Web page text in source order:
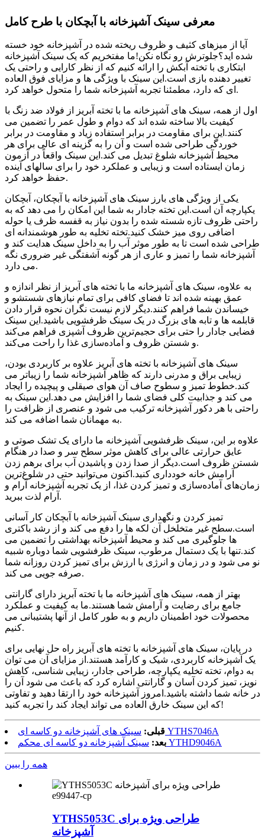
معرفی سینک آشپزخانه با آبچکان با طرح کامل
آیا از میزهای کثیف و ظروف ریخته شده در آشپزخانه خود خسته
شده اید؟جلوترش رو نگاه نکن!ما مفتخریم که یک سینک آشپزخانه
ابتکاری با تخته آبکش را ارائه کنیم که از نظر کارایی و راحتی یک
تغییر دهنده بازی است.این سینک با ویژگی ها و مزایای فوق العاده
ای که دارد، مطمئنا تجربه آشپزخانه شما را متحول خواهد کرد.
اول از همه، سینک های آشپزخانه ما با تخته آبریز از فولاد ضد زنگ با
کیفیت بالا ساخته شده اند که دوام و طول عمر را تضمین می
کنند.این برای مقاومت در برابر استفاده زیاد و مقاومت در برابر
خوردگی طراحی شده است و آن را به گزینه ای عالی برای هر
محیط آشپزخانه شلوغ تبدیل می کند.این سینک واقعاً در آزمون
زمان ایستاده است و زیبایی و عملکرد خود را برای سالهای آینده
حفظ خواهد کرد.
یکی از ویژگی های بارز سینک های آشپزخانه با آبچکان، آبچکان
یکپارچه آن است.این تخته جادار به شما این امکان را می دهد که به
راحتی ظروف تازه شسته شده را بدون نیاز به قفسه ظرف یا حوله
اضافی روی میز خشک کنید.تخته تخلیه به طور هوشمندانه ای
طراحی شده است تا به طور موثر آب را به داخل سینک هدایت کند و
آشپزخانه شما را تمیز و عاری از هر گونه آشفتگی غیر ضروری نگه
می دارد.
به علاوه، سینک های آشپزخانه ما با تخته های آبریز از نظر اندازه و
عمق بهینه شده اند تا فضای کافی برای تمام نیازهای شستشو و
خیساندن شما فراهم کنند.دیگر لازم نیست نگران نحوه قرار دادن
قابلمه ها و تابه های بزرگ در یک سینک ظرفشویی باشید.این سینک
فضایی جادار را حتی برای حجیم‌ترین ظروف آشپزی فراهم می‌کند
و شستن ظروف و آماده‌سازی غذا را راحت می‌کند.
سینک های آشپزخانه با تخته های آبریز علاوه بر کاربردی بودن،
زیبایی براق و مدرنی دارند که ظاهر آشپزخانه شما را زیباتر می
کند.خطوط تمیز و سطوح صاف آن هوای صیقلی و پیچیده را ایجاد
می کند و جذابیت کلی فضای شما را افزایش می دهد.این سینک به
راحتی با هر دکور آشپزخانه ترکیب می شود و عنصری از ظرافت را
به مهمانان شما اضافه می کند.
علاوه بر این، سینک ظرفشویی آشپزخانه ما دارای یک تشک صوتی و
عایق حرارتی عالی برای کاهش موثر سطح سر و صدا در هنگام
شستن ظروف است.دیگر از صدا زدن و پاشیدن آب برای برهم زدن
آرامش خانه خودداری کنید.اکنون می‌توانید حتی در شلوغ‌ترین
زمان‌های آماده‌سازی و تمیز کردن غذا، از یک تجربه آشپزخانه آرام و
آرام لذت ببرید.
تمیز کردن و نگهداری سینک آشپزخانه با آبچکان کار آسانی
است.سطح غیر متخلخل آن لکه ها را دفع می کند و از رشد باکتری
ها جلوگیری می کند و محیط آشپزخانه بهداشتی را تضمین می
کند.تنها با یک دستمال مرطوب، سینک ظرفشویی شما دوباره شبیه
نو می شود و در زمان و انرژی با ارزش برای تمیز کردن روزانه شما
صرفه جویی می کند.
بهتر از همه، سینک های آشپزخانه ما با تخته آبریز دارای گارانتی
جامع برای رضایت و آرامش شما هستند.ما به کیفیت و عملکرد
محصولات خود اطمینان داریم و به طور کامل از آنها پشتیبانی می
کنیم.
در پایان، سینک های آشپزخانه با تخته های آبریز راه حل نهایی برای
یک آشپزخانه کاربردی، شیک و کارآمد هستند.از مزایای آن می توان
به دوام، تخته تخلیه یکپارچه، طراحی جادار، زیبایی شناسی، کاهش
نویز، تمیز کردن آسان و گارانتی اشاره کرد که باعث می شود آن را
در خانه شما داشته باشید.امروز آشپزخانه خود را ارتقا دهید و تفاوتی
که این سینک خارق العاده می تواند ایجاد کند را تجربه کنید!
قبلی: سینک های آشپزخانه دو کاسه ای YTHS7046A
بعد: سینک آشپزخانه دو کاسه ای محکم YTHD9046A
همه را ببین
e99447-cp
YTHS5053C طراحی ویژه برای
آشپزخانه